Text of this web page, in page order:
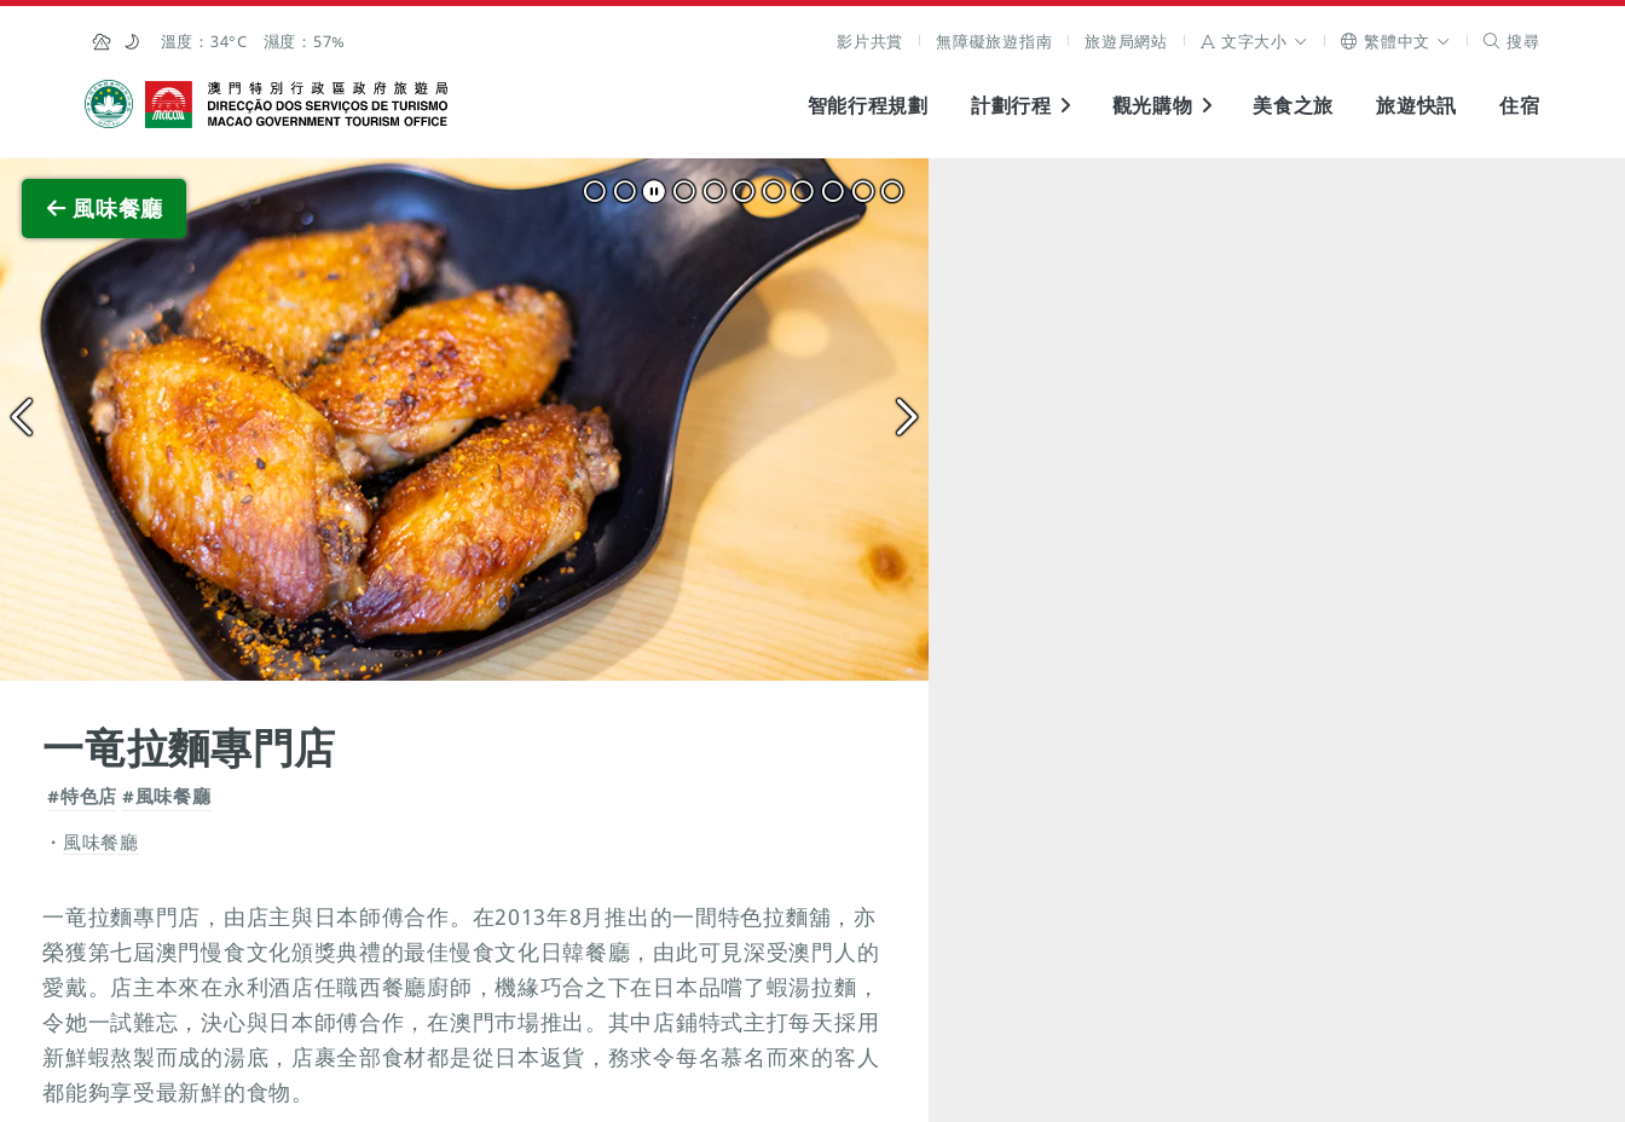
跳至主内容
溫度： 34°C 濕度： 57% 影片共賞 無障礙旅遊指南 旅遊局網站 文字大小 繁體中文 搜尋
澳門特別行政區政府旅遊局
智能行程規劃 計劃行程 觀光購物 美食之旅 旅遊快訊 住宿
風味餐廳
查看原圖
一竜拉麵專門店
#特色店 #風味餐廳
風味餐廳
一竜拉麵專門店，由店主與日本師傅合作。在2013年8月推出的一間特色拉麵舖，亦
榮獲第七屆澳門慢食文化頒獎典禮的最佳慢食文化日韓餐廳，由此可見深受澳門人的
愛戴。店主本來在永利酒店任職西餐廳廚師，機緣巧合之下在日本品嚐了蝦湯拉麵，
令她一試難忘，決心與日本師傅合作，在澳門巿場推出。其中店鋪特式主打每天採用
新鮮蝦熬製而成的湯底，店裹全部食材都是從日本返貨，務求令每名慕名而來的客人
都能夠享受最新鮮的食物。